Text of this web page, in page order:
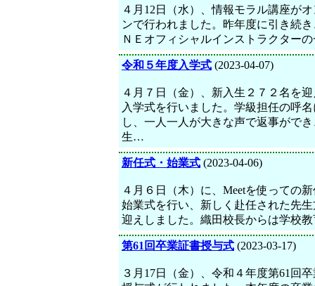
４月12日（水）、情報モラル講座が
ンで行われました。昨年度に引き続
ＮＥオフィシャルインストラクター
令和５年度入学式 (2023-04-07)
４月７日（金）、新入生２７２名を
入学式を行いました。学級担任の呼
し、一人一人が大きな声で返事がで
生…
新任式・始業式 (2023-04-06)
４月６日（木）に、Meetを使っての
始業式を行い、新しく赴任された先
迎えしました。織田校長からは学校
第61回卒業証書授与式 (2023-03-17)
３月17日（金）、令和４年度第61回